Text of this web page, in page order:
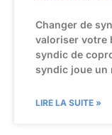
Changer de
valoriser votre
syndic de
syndic joue un
LIRE LA SUITE »